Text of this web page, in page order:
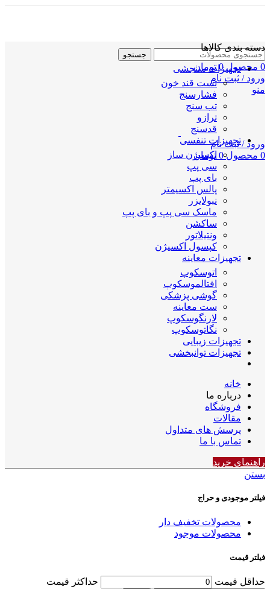
جستجو
0 محصول 0 تومان
ورود / ثبت نام
منو
ورود / ثبت نام
0 محصول 0 تومان
دسته بندی کالاها
تجهیزات سنجشی
تست قند خون
فشارسنج
تب سنج
ترازو
قدسنج
تجهیزات تنفسی
اکسیژن ساز
سی پپ
بای پپ
پالس اکسیمتر
نبولایزر
ماسک سی پپ و بای پپ
ساکشن
ونتیلاتور
کپسول اکسیژن
تجهیزات معاینه
اتوسکوپ
افتالموسکوپ
گوشی پزشکی
ست معاینه
لارنگوسکوپ
نگاتوسکوپ
تجهیزات زیبایی
تجهیزات توانبخشی
خانه
درباره ما
فروشگاه
مقالات
پرسش های متداول
تماس با ما
راهنمای خرید
بستن
فیلتر موجودی و حراج
محصولات تخفیف دار
محصولات موجود
فیلتر قیمت
حداقل قیمت حداكثر قيمت